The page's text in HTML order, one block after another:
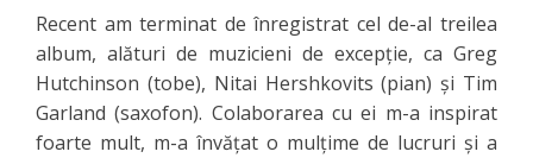
Recent am terminat de înregistrat cel de-al treilea
album, alături de muzicieni de excepție, ca Greg
Hutchinson (tobe), Nitai Hershkovits (pian) și Tim
Garland (saxofon). Colaborarea cu ei m-a inspirat
foarte mult, m-a învățat o mulțime de lucruri și a